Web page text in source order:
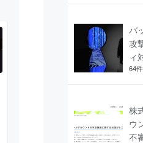
バ
攻
ィ
64
株
ウ
不